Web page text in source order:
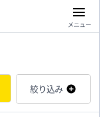
メニュー
絞り込み